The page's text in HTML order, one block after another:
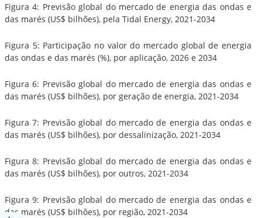
Figura 4: Previsão global do mercado de energia das ondas e
das marés (US$ bilhões), pela Tidal Energy, 2021-2034
Figura 5: Participação no valor do mercado global de energia
das ondas e das marés (%), por aplicação, 2026 e 2034
Figura 6: Previsão global do mercado de energia das ondas e
das marés (US$ bilhões), por geração de energia, 2021-2034
Figura 7: Previsão global do mercado de energia das ondas e
das marés (US$ bilhões), por dessalinização, 2021-2034
Figura 8: Previsão global do mercado de energia das ondas e
das marés (US$ bilhões), por outros, 2021-2034
Figura 9: Previsão global do mercado de energia das ondas e
das marés (US$ bilhões), por região, 2021-2034